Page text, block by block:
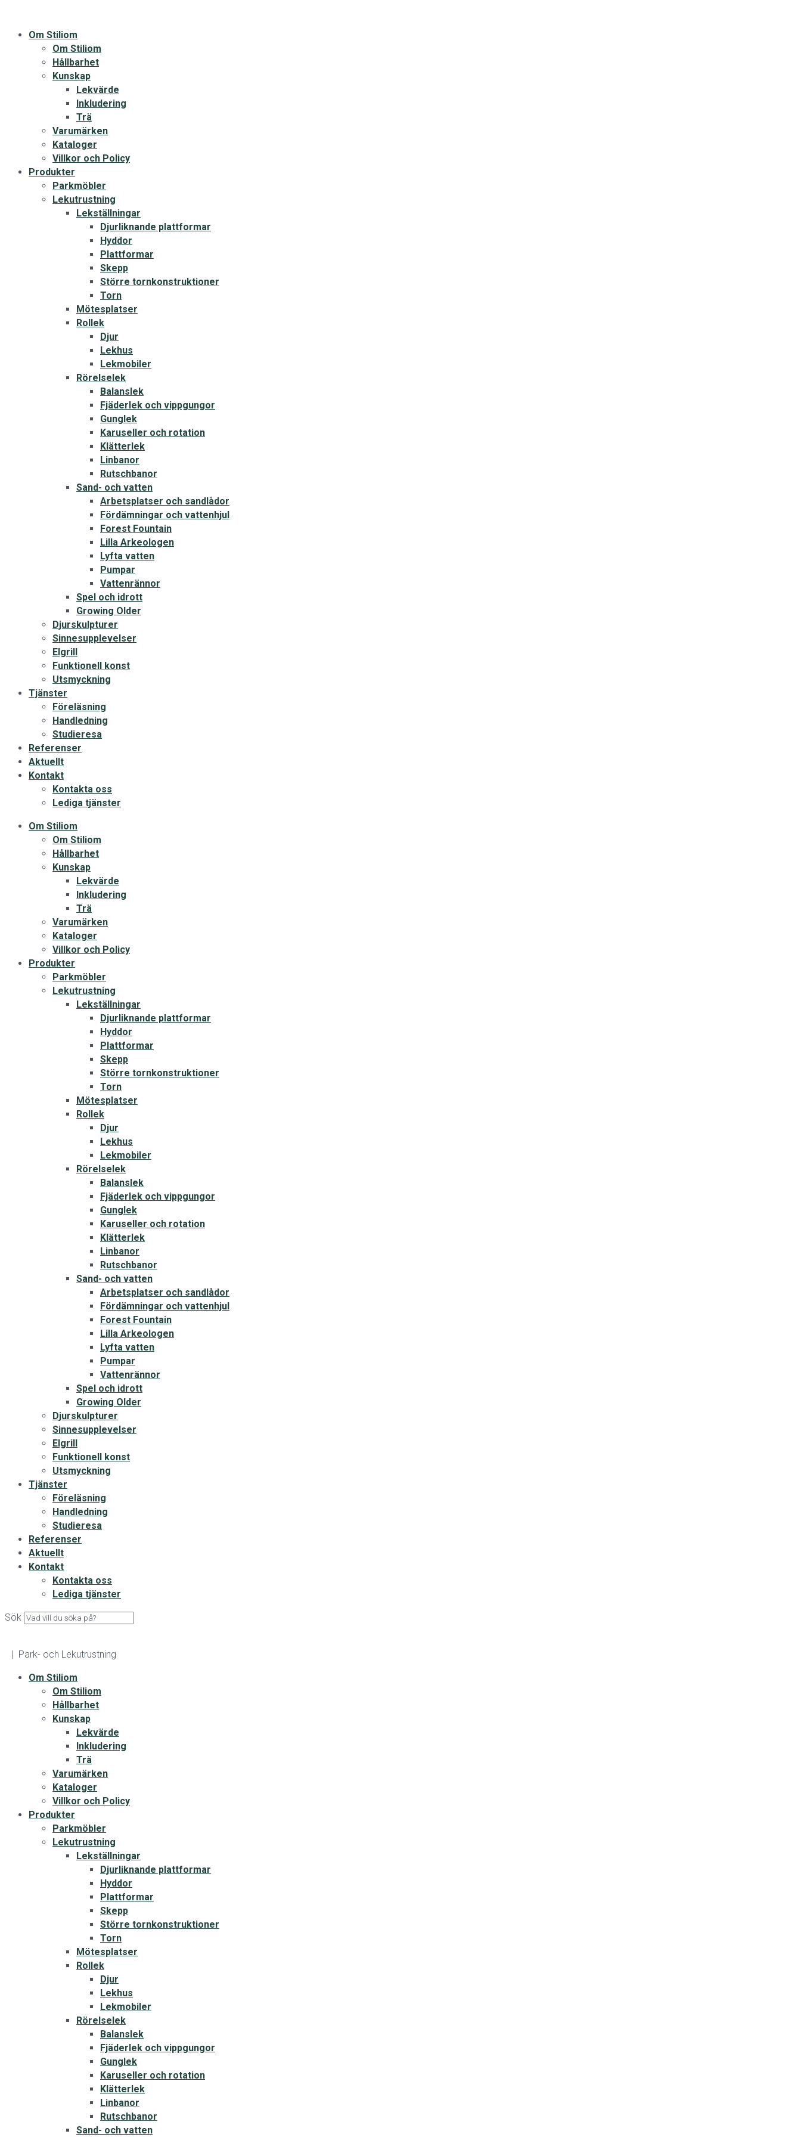
Om Stiliom
Om Stiliom
Hållbarhet
Kunskap
Lekvärde
Inkludering
Trä
Varumärken
Kataloger
Villkor och Policy
Produkter
Parkmöbler
Lekutrustning
Lekställningar
Djurliknande plattformar
Hyddor
Plattformar
Skepp
Större tornkonstruktioner
Torn
Mötesplatser
Rollek
Djur
Lekhus
Lekmobiler
Rörelselek
Balanslek
Fjäderlek och vippgungor
Gunglek
Karuseller och rotation
Klätterlek
Linbanor
Rutschbanor
Sand- och vatten
Arbetsplatser och sandlådor
Fördämningar och vattenhjul
Forest Fountain
Lilla Arkeologen
Lyfta vatten
Pumpar
Vattenrännor
Spel och idrott
Growing Older
Djurskulpturer
Sinnesupplevelser
Elgrill
Funktionell konst
Utsmyckning
Tjänster
Föreläsning
Handledning
Studieresa
Referenser
Aktuellt
Kontakt
Kontakta oss
Lediga tjänster
Om Stiliom
Om Stiliom
Hållbarhet
Kunskap
Lekvärde
Inkludering
Trä
Varumärken
Kataloger
Villkor och Policy
Produkter
Parkmöbler
Lekutrustning
Lekställningar
Djurliknande plattformar
Hyddor
Plattformar
Skepp
Större tornkonstruktioner
Torn
Mötesplatser
Rollek
Djur
Lekhus
Lekmobiler
Rörelselek
Balanslek
Fjäderlek och vippgungor
Gunglek
Karuseller och rotation
Klätterlek
Linbanor
Rutschbanor
Sand- och vatten
Arbetsplatser och sandlådor
Fördämningar och vattenhjul
Forest Fountain
Lilla Arkeologen
Lyfta vatten
Pumpar
Vattenrännor
Spel och idrott
Growing Older
Djurskulpturer
Sinnesupplevelser
Elgrill
Funktionell konst
Utsmyckning
Tjänster
Föreläsning
Handledning
Studieresa
Referenser
Aktuellt
Kontakt
Kontakta oss
Lediga tjänster
Sök
| Park- och Lekutrustning
Om Stiliom
Om Stiliom
Hållbarhet
Kunskap
Lekvärde
Inkludering
Trä
Varumärken
Kataloger
Villkor och Policy
Produkter
Parkmöbler
Lekutrustning
Lekställningar
Djurliknande plattformar
Hyddor
Plattformar
Skepp
Större tornkonstruktioner
Torn
Mötesplatser
Rollek
Djur
Lekhus
Lekmobiler
Rörelselek
Balanslek
Fjäderlek och vippgungor
Gunglek
Karuseller och rotation
Klätterlek
Linbanor
Rutschbanor
Sand- och vatten